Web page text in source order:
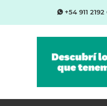
+54 911